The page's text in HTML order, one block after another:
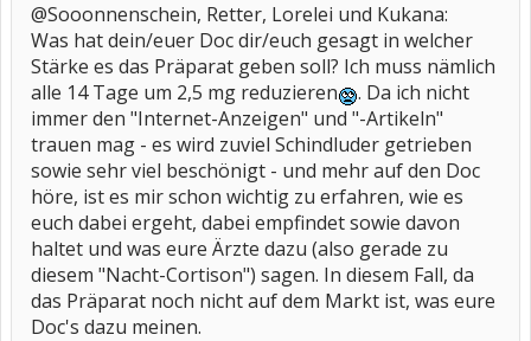
@Sooonnenschein, Retter, Lorelei und Kukana:
Was hat dein/euer Doc dir/euch gesagt in welcher
Stärke es das Präparat geben soll? Ich muss nämlich
alle 14 Tage um 2,5 mg reduzieren
. Da ich nicht
immer den "Internet-Anzeigen" und "-Artikeln"
trauen mag - es wird zuviel Schindluder getrieben
sowie sehr viel beschönigt - und mehr auf den Doc
höre, ist es mir schon wichtig zu erfahren, wie es
euch dabei ergeht, dabei empfindet sowie davon
haltet und was eure Ärzte dazu (also gerade zu
diesem "Nacht-Cortison") sagen. In diesem Fall, da
das Präparat noch nicht auf dem Markt ist, was eure
Doc's dazu meinen.